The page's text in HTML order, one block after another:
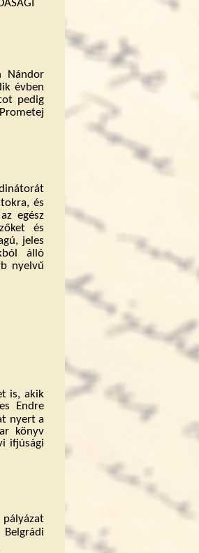
Nándor
évben
pedig
és
egész
és
jeles
álló
nyelvű
is, akik
Endre
nyert a
könyv
ifjúsági